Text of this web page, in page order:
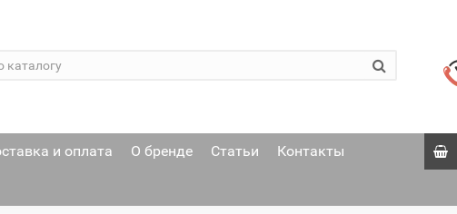
и оплата О бренде Статьи Контакты